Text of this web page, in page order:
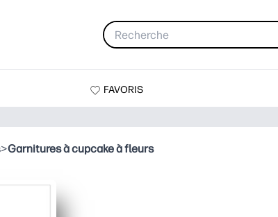
FAVORIS
>Garnitures à cupcake à fleurs